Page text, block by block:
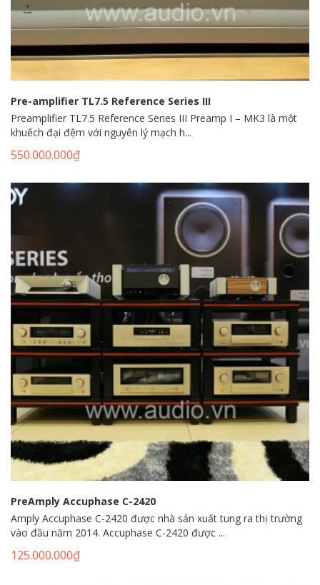
Pre-amplifier TL7.5 Reference Series III
Preamplifier TL7.5 Reference Series III Preamp I – MK3 là một
khuếch đại đệm với nguyên lý mạch h...
550.000.000₫
PreAmply Accuphase C-2420
Amply Accuphase C-2420 được nhà sản xuất tung ra thị trường
vào đầu năm 2014. Accuphase C-2420 được ...
125.000.000₫